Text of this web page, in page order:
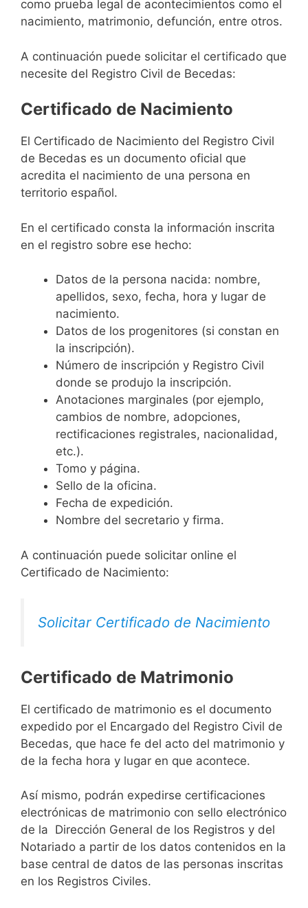
como prueba legal de acontecimientos como el
nacimiento, matrimonio, defunción, entre otros.
A continuación puede solicitar el certificado que
necesite del Registro Civil de Becedas:
Certificado de Nacimiento
El Certificado de Nacimiento del Registro Civil
de Becedas es un documento oficial que
acredita el nacimiento de una persona en
territorio español.
En el certificado consta la información inscrita
en el registro sobre ese hecho:
Datos de la persona nacida: nombre,
apellidos, sexo, fecha, hora y lugar de
nacimiento.
Datos de los progenitores (si constan en
la inscripción).
Número de inscripción y Registro Civil
donde se produjo la inscripción.
Anotaciones marginales (por ejemplo,
cambios de nombre, adopciones,
rectificaciones registrales, nacionalidad,
etc.).
Tomo y página.
Sello de la oficina.
Fecha de expedición.
Nombre del secretario y firma.
A continuación puede solicitar online el
Certificado de Nacimiento:
Solicitar Certificado de Nacimiento
Certificado de Matrimonio
El certificado de matrimonio es el documento
expedido por el Encargado del Registro Civil de
Becedas, que hace fe del acto del matrimonio y
de la fecha hora y lugar en que acontece.
Así mismo, podrán expedirse certificaciones
electrónicas de matrimonio con sello electrónico
de la Dirección General de los Registros y del
Notariado a partir de los datos contenidos en la
base central de datos de las personas inscritas
en los Registros Civiles.